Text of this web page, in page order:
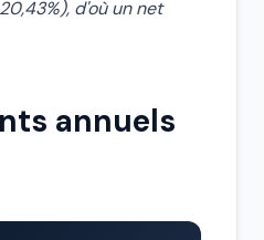
d'où un net
annuels